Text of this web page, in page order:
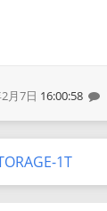
月7日 16:00:58
1T